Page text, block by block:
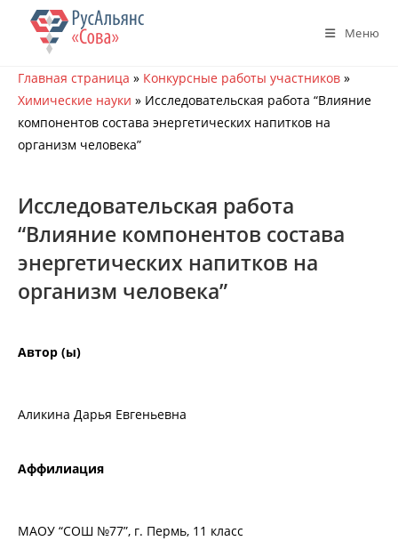
Перейти
содержимому
Меню
Главная страница » Конкурсные работы участников »
Химические науки » Исследовательская работа “Влияние
компонентов состава энергетических напитков на
организм человека”
Исследовательская работа
“Влияние компонентов состава
энергетических напитков на
организм человека”
Автор (ы)
Аликина Дарья Евгеньевна
Аффилиация
МАОУ “СОШ №77”, г. Пермь, 11 класс